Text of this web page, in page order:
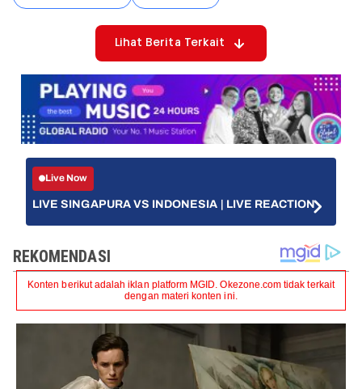
Lihat Berita Terkait
Live Now
LIVE SINGAPURA VS INDONESIA | LIVE REACTION